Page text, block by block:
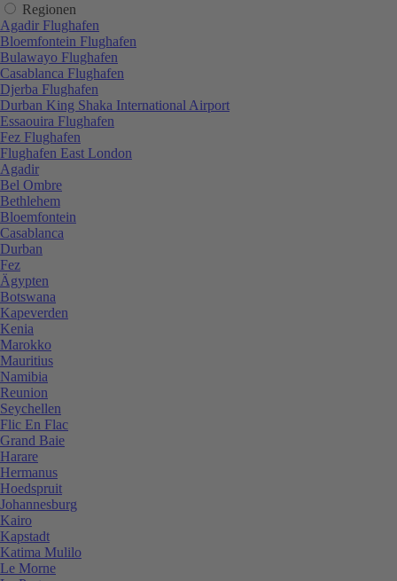
Regionen
Agadir Flughafen
Bloemfontein Flughafen
Bulawayo Flughafen
Casablanca Flughafen
Djerba Flughafen
Durban King Shaka International Airport
Essaouira Flughafen
Fez Flughafen
Flughafen East London
Agadir
Bel Ombre
Bethlehem
Bloemfontein
Casablanca
Durban
Fez
Ägypten
Botswana
Kapeverden
Kenia
Marokko
Mauritius
Namibia
Reunion
Seychellen
Flic En Flac
Grand Baie
Harare
Hermanus
Hoedspruit
Johannesburg
Kairo
Kapstadt
Katima Mulilo
Le Morne